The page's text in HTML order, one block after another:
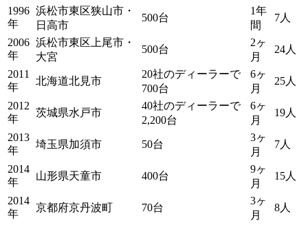
1996
年
浜松市東区狭山市・
日高市
500台
1年
間
7人
2006
年
浜松市東区上尾市・
大宮
500台
2ヶ
月
24人
2011
年
北海道北見市
20社のディーラーで
700台
6ヶ
月
25人
2012
年
茨城県水戸市
40社のディーラーで
2,200台
6ヶ
月
19人
2013
年
埼玉県加須市 50台
3ヶ
月
7人
2014
年
山形県天童市 400台
9ヶ
月
15人
2014
年
京都府京丹波町 70台
3ヶ
月
8人